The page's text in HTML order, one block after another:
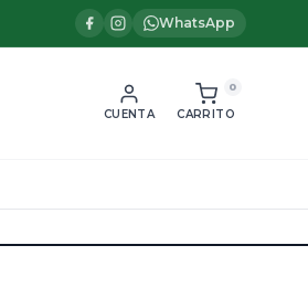
WhatsApp
CUENTA
0
CARRITO